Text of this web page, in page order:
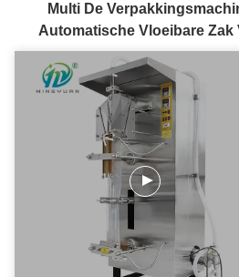
Multi De
Automatische Vloeibare Zak